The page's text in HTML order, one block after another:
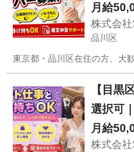
月給
株式会
品川区
東京都・品川区在住の方、大
その他
【目黒
選択可
月給
株式会